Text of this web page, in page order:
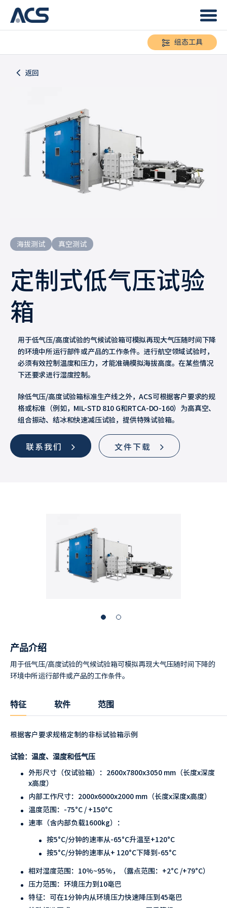
组态工具
返回
海拔测试 真空测试
定制式低气压试验
箱
用于低气压/高度试验的气候试验箱可模拟再现大气压随时间下降
的环境中所运行部件或产品的工作条件。进行航空领域试验时，
必须有效控制温度和压力，才能准确模拟海拔高度。在某些情况
下还要求进行湿度控制。
除低气压/高度试验箱标准生产线之外，ACS可根据客户要求的规
格或标准（例如，MIL-STD 810 G和RTCA-DO-160）为高真空、
组合振动、结冰和快速减压试验，提供特殊试验箱。
联系我们 文件下载
产品介绍
用于低气压/高度试验的气候试验箱可模拟再现大气压随时间下降的
环境中所运行部件或产品的工作条件。
特征 软件 范围
根据客户要求规格定制的非标试验箱示例
试验：温度、湿度和低气压
外形尺寸（仅试验箱）：2600x7800x3050 mm（长度x深度
x高度）
内部工作尺寸：2000x6000x2000 mm（长度x深度x高度）
温度范围：-75°C / +150°C
速率（含内部负载1600kg）：
按5°C/分钟的速率从-65°C升温至+120°C
按5°C/分钟的速率从+ 120°C下降到-65°C
相对湿度范围：10%~95%，（露点范围：+2°C /+79°C）
压力范围：环境压力到10毫巴
特征：可在1分钟内从环境压力快速降压到45毫巴